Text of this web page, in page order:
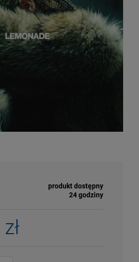
produkt dostępny
24 godziny